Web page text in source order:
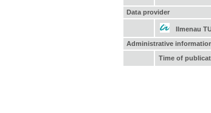
Data provider
Ilmenau
Administrative
Time of